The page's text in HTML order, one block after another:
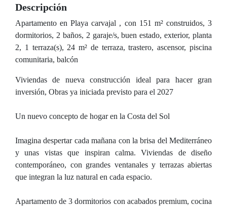
Descripción
Apartamento en Playa carvajal , con 151 m² construidos, 3
dormitorios, 2 baños, 2 garaje/s, buen estado, exterior, planta
2, 1 terraza(s), 24 m² de terraza, trastero, ascensor, piscina
comunitaria, balcón
Viviendas de nueva construcción ideal para hacer gran
inversión, Obras ya iniciada previsto para el 2027
Un nuevo concepto de hogar en la Costa del Sol
Imagina despertar cada mañana con la brisa del Mediterráneo
y unas vistas que inspiran calma. Viviendas de diseño
contemporáneo, con grandes ventanales y terrazas abiertas
que integran la luz natural en cada espacio.
Apartamento de 3 dormitorios con acabados premium, cocina